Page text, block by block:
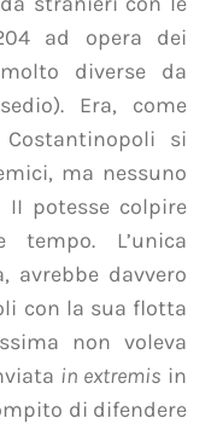
ad opera dei
diverse da
Era, come
si
ma nessuno
II potesse colpire
L’unica
avrebbe davvero
con la sua flotta
non voleva
in extremis in
di difendere